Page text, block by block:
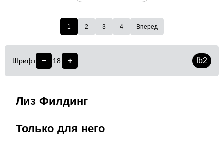
1 2 3 4 Вперед
Шрифт − 18 + fb2
Лиз Филдинг
Только для него